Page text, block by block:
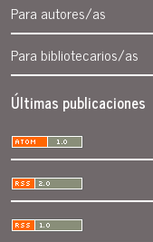
Para autores/as
Para bibliotecarios/as
Últimas publicaciones